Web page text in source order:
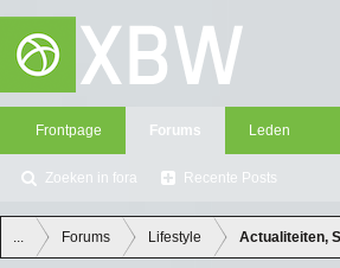
Frontpage Forums
Zoeken in fora Recente Posts
Leden
... Forums Lifestyle Actualiteiten,